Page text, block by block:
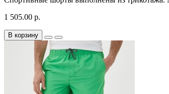
1 505.00 р.
В корзину